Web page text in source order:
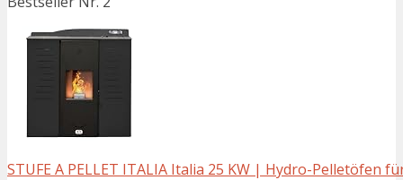
STUFE A PELLET ITALIA Italia 25 KW | Hydro-Pelletöfen